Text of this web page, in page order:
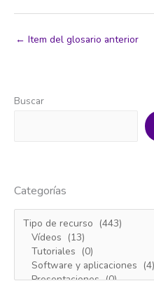
← Item del glosario anterior
Buscar
Categorías